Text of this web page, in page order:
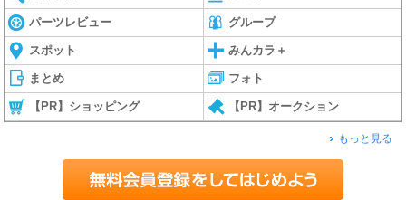
パーツレビュー グループ
スポット みんカラ＋
まとめ フォト
【PR】ショッピング 【PR】オークション
もっと見る